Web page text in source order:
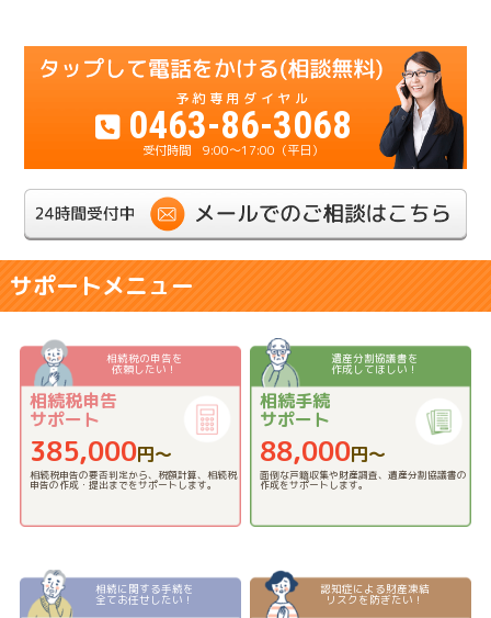
0463-86-3068
9:00～17:00（平日）
サポートメニュー
相続税の申告を
依頼したい！
相続税申告
サポート
385,000円〜
相続税申告の要否判定から、税額計算、相続税
申告の作成・提出までをサポートします。
遺産分割協議書を
作成してほしい！
相続手続
サポート
88,000円〜
面倒な戸籍収集や財産調査、遺産分割協議書の
作成をサポートします。
相続に関する手続を
全てお任せしたい！
認知症による財産凍結
リスクを防ぎたい！